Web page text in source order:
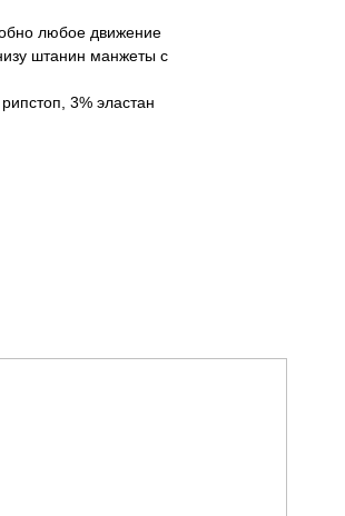
любое движение
штанин манжеты с
3% эластан